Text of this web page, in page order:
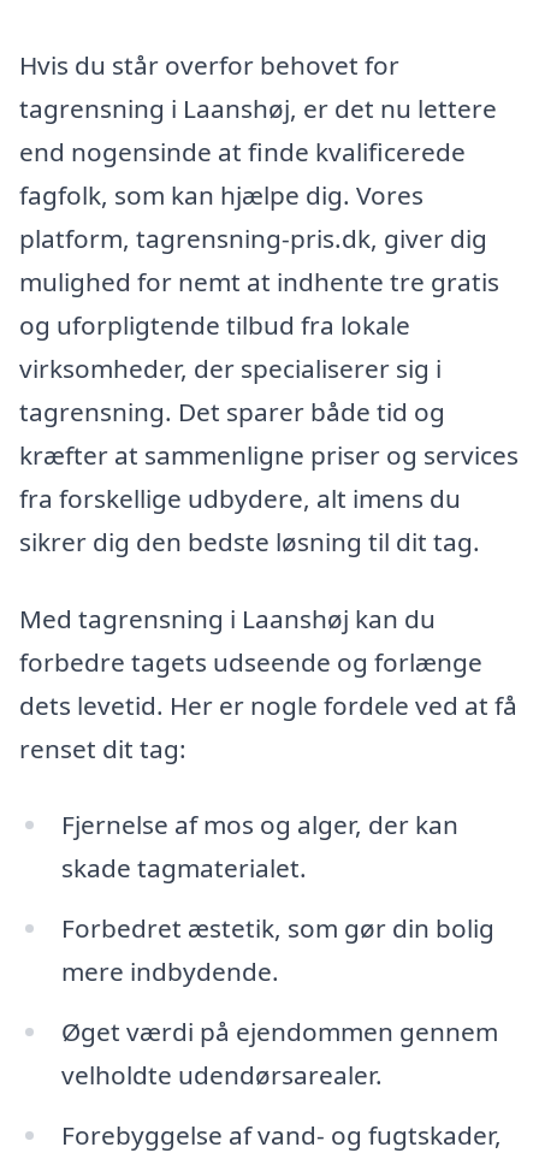
Hvis du står overfor behovet for
tagrensning i Laanshøj, er det nu lettere
end nogensinde at finde kvalificerede
fagfolk, som kan hjælpe dig. Vores
platform, tagrensning-pris.dk, giver dig
mulighed for nemt at indhente tre gratis
og uforpligtende tilbud fra lokale
virksomheder, der specialiserer sig i
tagrensning. Det sparer både tid og
kræfter at sammenligne priser og services
fra forskellige udbydere, alt imens du
sikrer dig den bedste løsning til dit tag.
Med tagrensning i Laanshøj kan du
forbedre tagets udseende og forlænge
dets levetid. Her er nogle fordele ved at få
renset dit tag:
Fjernelse af mos og alger, der kan
skade tagmaterialet.
Forbedret æstetik, som gør din bolig
mere indbydende.
Øget værdi på ejendommen gennem
velholdte udendørsarealer.
Forebyggelse af vand- og fugtskader,